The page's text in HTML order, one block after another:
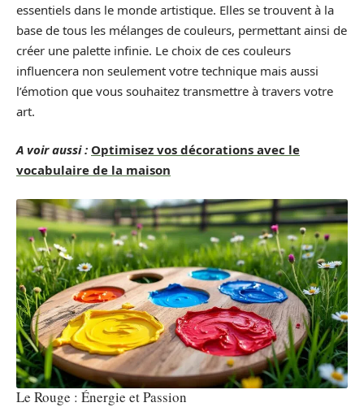
essentiels dans le monde artistique. Elles se trouvent à la
base de tous les mélanges de couleurs, permettant ainsi de
créer une palette infinie. Le choix de ces couleurs
influencera non seulement votre technique mais aussi
l’émotion que vous souhaitez transmettre à travers votre
art.
A voir aussi : Optimisez vos décorations avec le
vocabulaire de la maison
Le Rouge : Énergie et Passion